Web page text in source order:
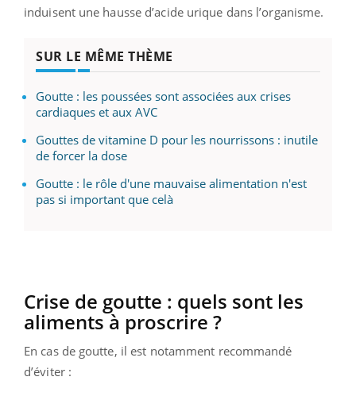
induisent une hausse d’acide urique dans l’organisme.
SUR LE MÊME THÈME
Goutte : les poussées sont associées aux crises
cardiaques et aux AVC
Gouttes de vitamine D pour les nourrissons : inutile
de forcer la dose
Goutte : le rôle d'une mauvaise alimentation n'est
pas si important que celà
Crise de goutte : quels sont les
aliments à proscrire ?
En cas de goutte, il est notamment recommandé
d’éviter :